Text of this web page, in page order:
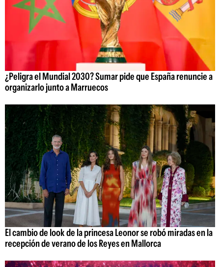
¿Peligra el Mundial 2030? Sumar pide que España renuncie a
organizarlo junto a Marruecos
El cambio de look de la princesa Leonor se robó miradas en la
recepción de verano de los Reyes en Mallorca